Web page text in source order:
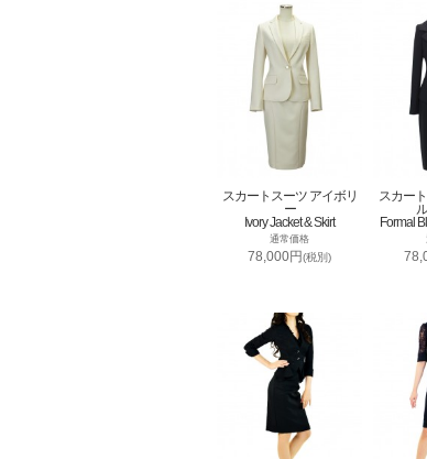
スカートスーツ アイボリ
ー
Ivory Jacket & Skirt
通常価格
78,000円(税別)
スカー
Formal